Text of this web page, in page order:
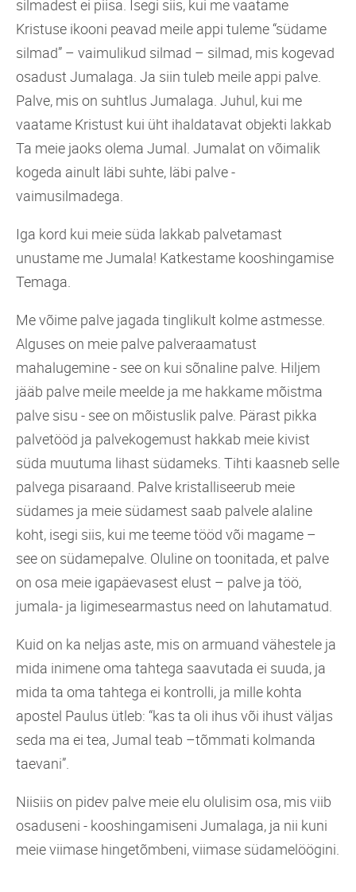
silmadest ei piisa. Isegi siis, kui me vaatame
Kristuse ikooni peavad meile appi tuleme “südame
silmad” – vaimulikud silmad – silmad, mis kogevad
osadust Jumalaga. Ja siin tuleb meile appi palve.
Palve, mis on suhtlus Jumalaga. Juhul, kui me
vaatame Kristust kui üht ihaldatavat objekti lakkab
Ta meie jaoks olema Jumal. Jumalat on võimalik
kogeda ainult läbi suhte, läbi palve -
vaimusilmadega.
Iga kord kui meie süda lakkab palvetamast
unustame me Jumala! Katkestame kooshingamise
Temaga.
Me võime palve jagada tinglikult kolme astmesse.
Alguses on meie palve palveraamatust
mahalugemine - see on kui sõnaline palve. Hiljem
jääb palve meile meelde ja me hakkame mõistma
palve sisu - see on mõistuslik palve. Pärast pikka
palvetööd ja palvekogemust hakkab meie kivist
süda muutuma lihast südameks. Tihti kaasneb selle
palvega pisaraand. Palve kristalliseerub meie
südames ja meie südamest saab palvele alaline
koht, isegi siis, kui me teeme tööd või magame –
see on südamepalve. Oluline on toonitada, et palve
on osa meie igapäevasest elust – palve ja töö,
jumala- ja ligimesearmastus need on lahutamatud.
Kuid on ka neljas aste, mis on armuand vähestele ja
mida inimene oma tahtega saavutada ei suuda, ja
mida ta oma tahtega ei kontrolli, ja mille kohta
apostel Paulus ütleb: “kas ta oli ihus või ihust väljas
seda ma ei tea, Jumal teab –tõmmati kolmanda
taevani”.
Niisiis on pidev palve meie elu olulisim osa, mis viib
osaduseni - kooshingamiseni Jumalaga, ja nii kuni
meie viimase hingetõmbeni, viimase südamelöögini.